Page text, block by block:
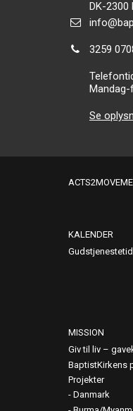
Adresse:
DK-2300
Send
Tlf.:
3259
Mandag-
Se
KALENDER
MISSION
Giv til liv –
BaptistKirkens
Projekter
Danmark